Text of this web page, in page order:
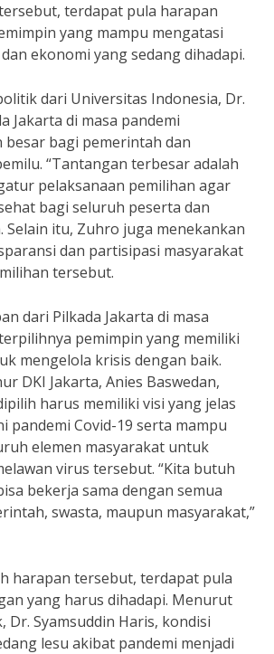
terdapat pula harapan
yang mampu mengatasi
ekonomi yang sedang dihadapi.
dari Universitas Indonesia, Dr.
Jakarta di masa pandemi
besar bagi pemerintah dan
“Tantangan terbesar adalah
pelaksanaan pemilihan agar
bagi seluruh peserta dan
Selain itu, Zuhro juga menekankan
dan partisipasi masyarakat
tersebut.
dari Pilkada Jakarta di masa
pemimpin yang memiliki
mengelola krisis dengan baik.
DKI Jakarta, Anies Baswedan,
harus memiliki visi yang jelas
pandemi Covid-19 serta mampu
elemen masyarakat untuk
virus tersebut. “Kita butuh
bekerja sama dengan semua
swasta, maupun masyarakat,”
harapan tersebut, terdapat pula
yang harus dihadapi. Menurut
Dr. Syamsuddin Haris, kondisi
lesu akibat pandemi menjadi